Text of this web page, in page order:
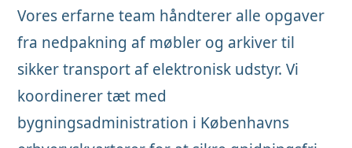
Vores erfarne team håndterer alle opgaver
fra nedpakning af møbler og arkiver til
sikker transport af elektronisk udstyr. Vi
koordinerer tæt med
bygningsadministration i Københavns